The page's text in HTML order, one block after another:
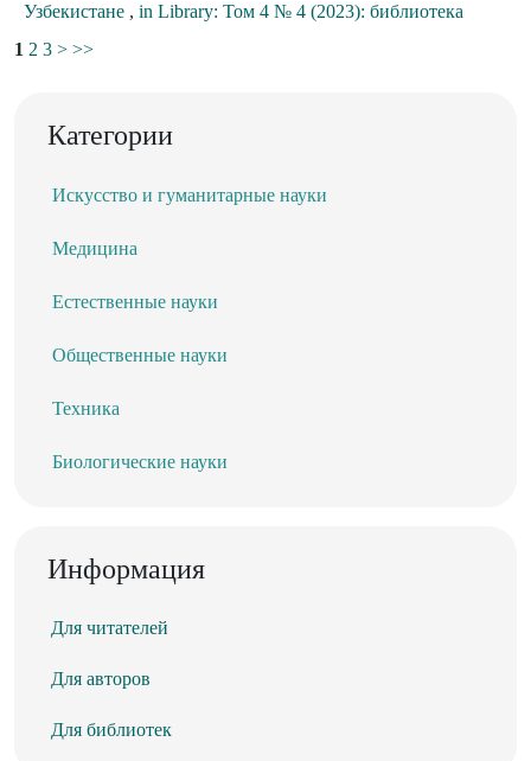
Узбекистане , in Library: Том 4 № 4 (2023): библиотека
1 2 3 > >>
Категории
Искусство и гуманитарные науки
Медицина
Естественные науки
Общественные науки
Техника
Биологические науки
Информация
Для читателей
Для авторов
Для библиотек